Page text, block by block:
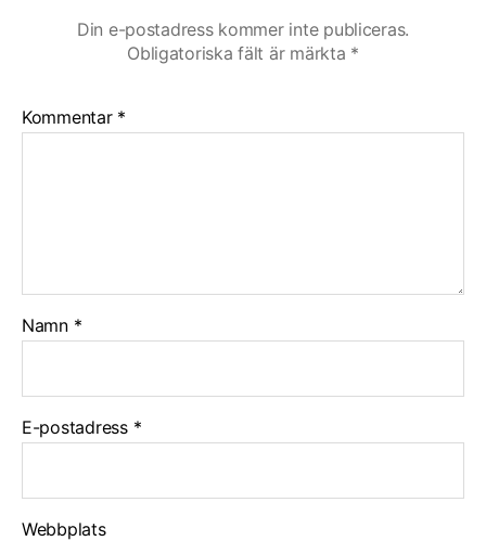
Din e-postadress kommer inte publiceras.
Obligatoriska fält är märkta *
Kommentar *
Namn *
E-postadress *
Webbplats